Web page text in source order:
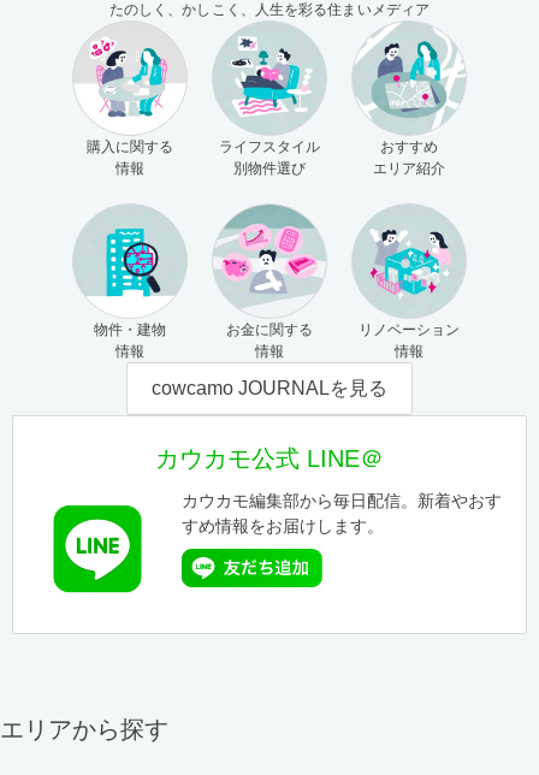
たのしく、かしこく、人生を彩る住まいメディア
購入に関する
情報
ライフスタイル
別物件選び
おすすめ
エリア紹介
物件・建物
情報
お金に関する
情報
リノベーション
情報
cowcamo JOURNALを見る
カウカモ公式 LINE＠
カウカモ編集部から毎日配信。新着やおす
すめ情報をお届けします。
エリアから探す